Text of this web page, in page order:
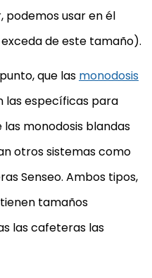
podemos usar en él
de este tamaño).
que las monodosis
las específicas para
monodosis blandas
otros sistemas como
Senseo. Ambos tipos,
tamaños
las cafeteras las